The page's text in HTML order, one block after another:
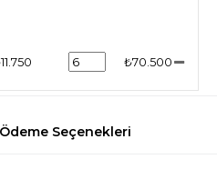
₺70.500
Ödeme Seçenekleri